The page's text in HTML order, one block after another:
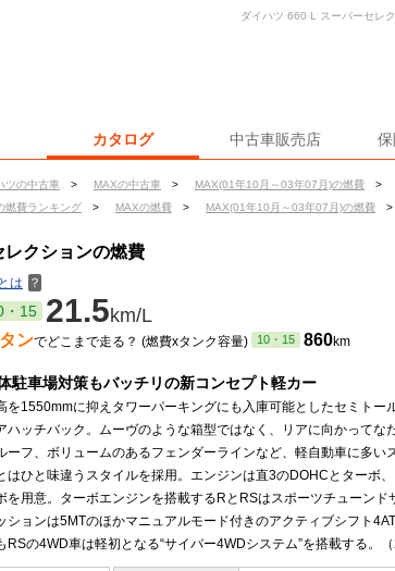
カタログ 中古車販売店
ツの中古車 > MAXの中古車 > MAX(01年10月～03年07月)の燃費 >
燃費ランキング > MAXの燃費 > MAX(01年10月～03年07月)の燃費 >
ダイハツ 660 L スーパーセレ
クションの燃費
は ？
・15 21.5km/L
ンでどこまで走る？ (燃費xタンク容量) 10・15 860km
駐車場対策もバッチリの新コンセプト軽カー
を1550mmに抑えタワーパーキングにも入庫可能としたセミトー
ハッチバック。ムーヴのような箱型ではなく、リアに向かってな
ーフ、ボリュームのあるフェンダーラインなど、軽自動車に多い
はひと味違うスタイルを採用。エンジンは直3のDOHCとターボ
を用意。ターボエンジンを搭載するRとRSはスポーツチューンド
ションは5MTのほかマニュアルモード付きのアクティブシフト
RSの4WD車は軽初となる“サイバー4WDシステム”を搭載する。（